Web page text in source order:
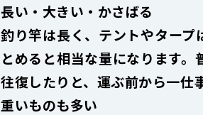
長い・大きい・かさばる
釣り竿は長く、テントやター
とめると相当な量になります
往復したりと、運ぶ前から一仕
重いものも多い